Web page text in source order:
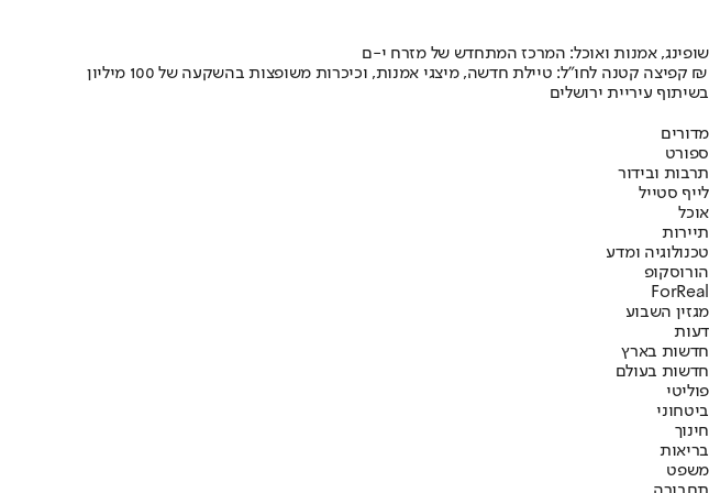
שופינג, אמנות ואוכל: המרכז המתחדש של מזרח י-ם
קפיצה קטנה לחו"ל: טיילת חדשה, מיצגי אמנות, וכיכרות משופצות בהשקעה של 100 מיליון ₪
בשיתוף עיריית ירושלים
מדורים
ספורט
תרבות ובידור
לייף סטייל
אוכל
תיירות
טכנולוגיה ומדע
הורוסקופ
ForReal
מגזין השבוע
דעות
חדשות בארץ
חדשות בעולם
פוליטי
ביטחוני
חינוך
בריאות
משפט